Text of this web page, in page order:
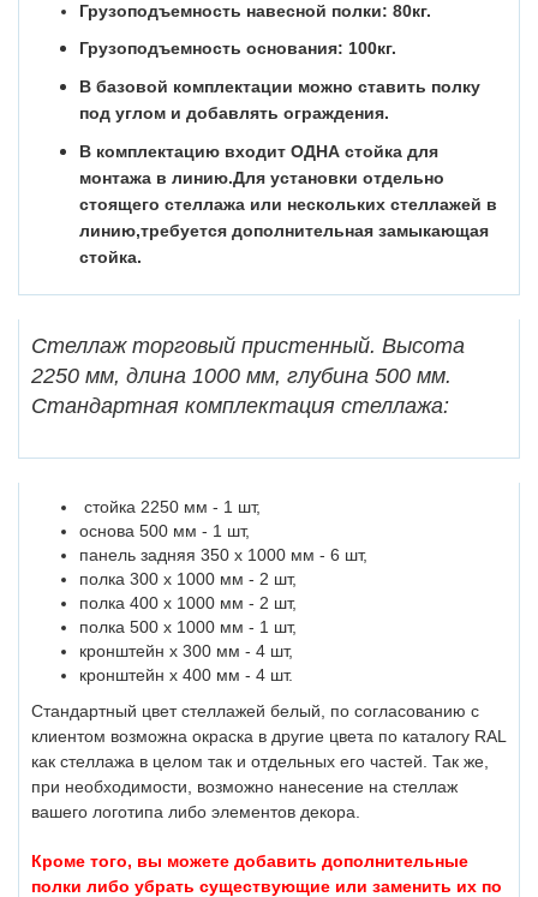
Грузоподъемность навесной полки: 80кг.
Грузоподъемность основания: 100кг.
В базовой комплектации можно ставить полку
под углом и добавлять ограждения.
В комплектацию входит ОДНА стойка для
монтажа в линию.Для установки отдельно
стоящего стеллажа или нескольких стеллажей в
линию,требуется дополнительная замыкающая
стойка.
Стеллаж торговый пристенный. Высота
2250 мм, длина 1000 мм, глубина 500 мм.
Стандартная комплектация стеллажа:
стойка 2250 мм - 1 шт,
основа 500 мм - 1 шт,
панель задняя 350 х 1000 мм - 6 шт,
полка 300 х 1000 мм - 2 шт,
полка 400 х 1000 мм - 2 шт,
полка 500 х 1000 мм - 1 шт,
кронштейн х 300 мм - 4 шт,
кронштейн х 400 мм - 4 шт.
Стандартный цвет стеллажей белый, по согласованию с
клиентом возможна окраска в другие цвета по каталогу RAL
как стеллажа в целом так и отдельных его частей. Так же,
при необходимости, возможно нанесение на стеллаж
вашего логотипа либо элементов декора.
Кроме того, вы можете добавить дополнительные
полки либо убрать существующие или заменить их по